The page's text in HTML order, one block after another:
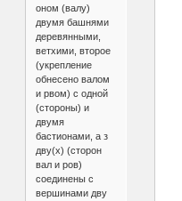
оном (валу)
двумя башнями
деревянными,
ветхими, второе
(укрепление
обнесено валом
и рвом) с одной
(стороны) и
двумя
бастионами, а з
дву(х) (сторон
вал и ров)
соединены с
вершинами дву